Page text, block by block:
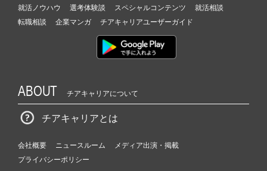
就活ノウハウ 選考体験談 スペシャルコンテンツ
就活相談
転職相談
企業マンガ チアキャリアユーザーガイド
ABOUT チアキャリアについて
チアキャリアとは
会社概要 ニュースルーム
メディア出演・掲載
プライバシーポリシー